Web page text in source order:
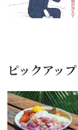
ピックアップ